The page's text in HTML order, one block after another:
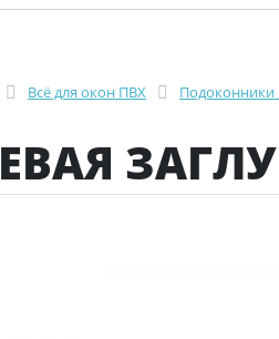
Всё для окон ПВХ Подоконники